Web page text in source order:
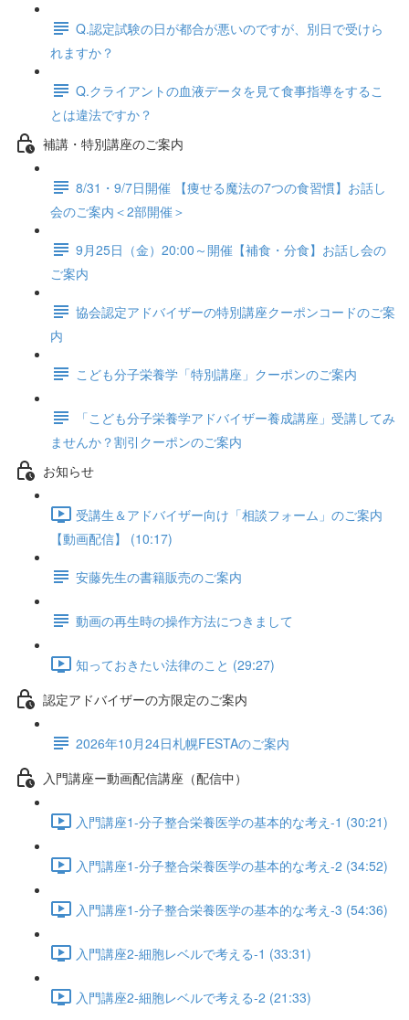
Q.認定試験の日が都合が悪いのですが、別日で受けら
れますか？
Q.クライアントの血液データを見て食事指導をするこ
とは違法ですか？
補講・特別講座のご案内
8/31・9/7日開催 【痩せる魔法の7つの食習慣】お話し
会のご案内＜2部開催＞
9月25日（金）20:00～開催【補食・分食】お話し会の
ご案内
協会認定アドバイザーの特別講座クーポンコードのご案
内
こども分子栄養学「特別講座」クーポンのご案内
「こども分子栄養学アドバイザー養成講座」受講してみ
ませんか？割引クーポンのご案内
お知らせ
受講生＆アドバイザー向け「相談フォーム」のご案内
【動画配信】 (10:17)
安藤先生の書籍販売のご案内
動画の再生時の操作方法につきまして
知っておきたい法律のこと (29:27)
認定アドバイザーの方限定のご案内
2026年10月24日札幌FESTAのご案内
入門講座ー動画配信講座（配信中）
入門講座1-分子整合栄養医学の基本的な考え-1 (30:21)
入門講座1-分子整合栄養医学の基本的な考え-2 (34:52)
入門講座1-分子整合栄養医学の基本的な考え-3 (54:36)
入門講座2-細胞レベルで考える-1 (33:31)
入門講座2-細胞レベルで考える-2 (21:33)